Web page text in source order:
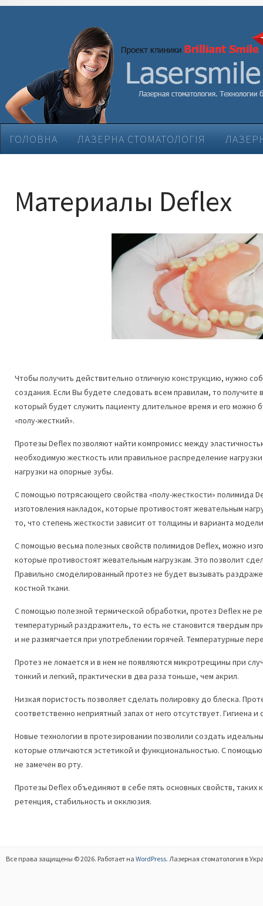
ГОЛОВНА ЛАЗЕРНА СТОМАТОЛОГІЯ
ЕСТЕТИЧНА СТОМАТОЛОГІЯ
ЛІКУВАННЯ
Материалы Deflex
Чтобы получить действительно отличную конструкцию, нужно
создания. Если Вы будете следовать всем правилам, то получите
который будет служить пациенту длительное время и его можно
«полу-жесткий».
Протезы Deflex позволяют найти компромисс между
необходимую жесткость или правильное распределение
нагрузки на опорные зубы.
С помощью потрясающего свойства «полу-жесткости» полимида
изготовления накладок, которые противостоят жевательным
то, что степень жесткости зависит от толщины и варианта
С помощью весьма полезных свойств полимидов Deflex, можно
которые противостоят жевательным нагрузкам. Это позволит
Правильно смоделированный протез не будет вызывать
костной ткани.
С помощью полезной термической обработки, протез Deflex не
температурный раздражитель, то есть не становится твердым
и не размягчается при употреблении горячей. Температурные
Протез не ломается и в нем не появляются микротрещины при
тонкий и легкий, практически в два раза тоньше, чем акрил.
Низкая пористость позволяет сделать полировку до блеска.
соответственно неприятный запах от него отсутствует. Гигиена
Новые технологии в протезировании позволили создать
которые отличаются эстетикой и функциональностью. С
не замечен во рту.
Протезы Deflex объединяют в себе пять основных свойств, таких
ретенция, стабильность и окклюзия.
Все права защищены © 2026. Работает на WordPress. Лазерная стоматология в